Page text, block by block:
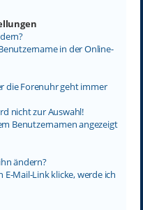
in der Online-
die Forenuhr geht immer
nicht zur Auswahl!
Benutzernamen angezeigt
ändern?
Mail-Link klicke, werde ich